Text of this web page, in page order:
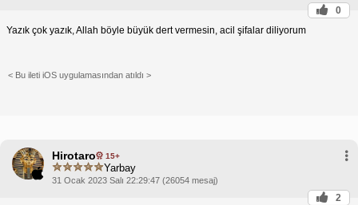
0
Yazık çok yazık, Allah böyle büyük dert vermesin, acil şifalar diliyorum
< Bu ileti iOS uygulamasından atıldı >
Hirotaro 15+
Yarbay
31 Ocak 2023 Salı 22:29:47 (26054 mesaj)
2